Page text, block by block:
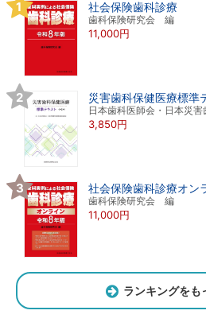
社会保険歯科診療
歯科保険研究会 編
11,000円
災害歯科保健医療標準
日本歯科医師会・日本災
3,850円
社会保険歯科診療オン
歯科保険研究会 編
11,000円
ランキングをも